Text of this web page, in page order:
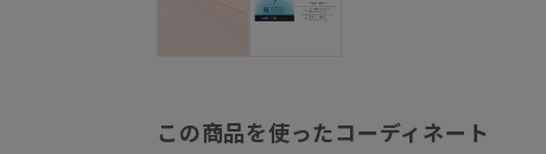
この商品を使ったコーディネート